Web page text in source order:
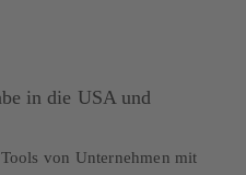
in die USA und
von Unternehmen mit